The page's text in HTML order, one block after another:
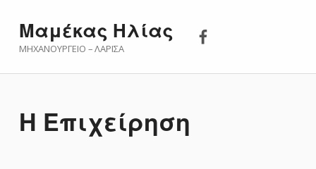
Μαμέκας Ηλίας
ΜΗΧΑΝΟΥΡΓΕΊΟ – ΛΆΡΙΣΑ
Η Επιχείρηση